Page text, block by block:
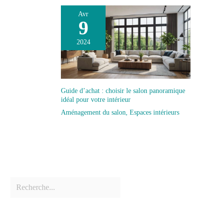
Avr
9
2024
Guide d’achat : choisir le salon panoramique
idéal pour votre intérieur
Aménagement du salon Espaces intérieurs